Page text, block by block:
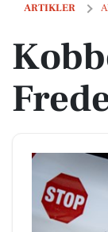
ARTIKLER